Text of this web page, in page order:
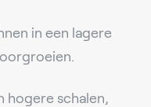
in een lagere
hogere schalen,